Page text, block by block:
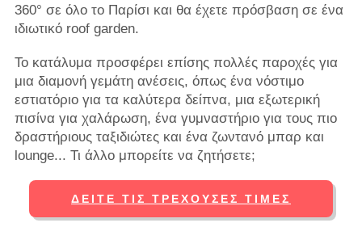
360° σε όλο το Παρίσι και θα έχετε πρόσβαση σε ένα
ιδιωτικό roof garden.
Το κατάλυμα προσφέρει επίσης πολλές παροχές για
μια διαμονή γεμάτη ανέσεις, όπως ένα νόστιμο
εστιατόριο για τα καλύτερα δείπνα, μια εξωτερική
πισίνα για χαλάρωση, ένα γυμναστήριο για τους πιο
δραστήριους ταξιδιώτες και ένα ζωντανό μπαρ και
lounge... Τι άλλο μπορείτε να ζητήσετε;
ΔΕΊΤΕ ΤΙΣ ΤΡΈΧΟΥΣΕΣ ΤΙΜΈΣ